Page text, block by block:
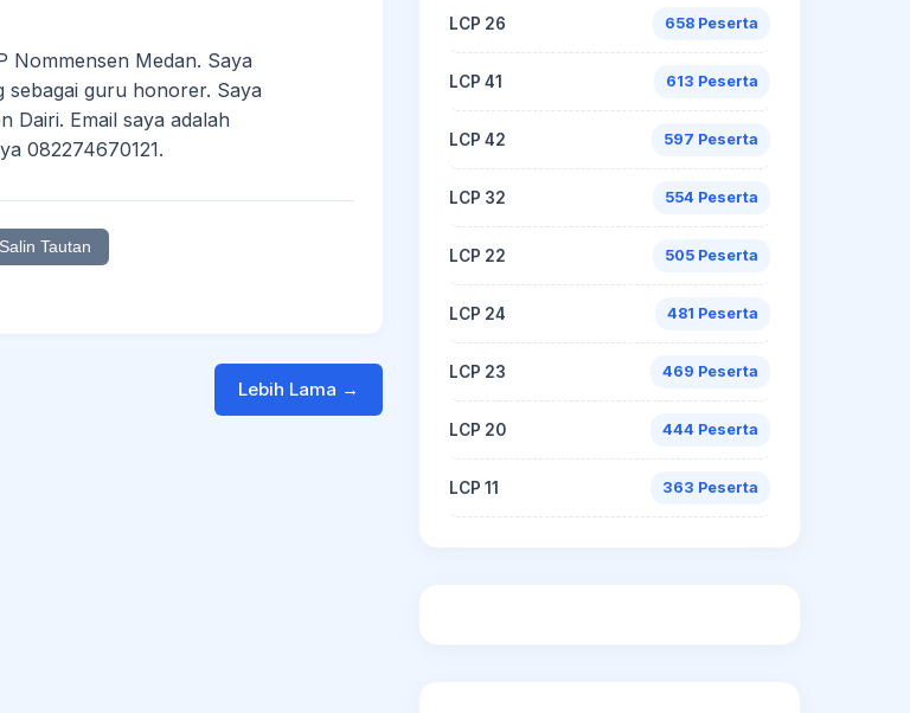
Nommensen Medan. Saya
sebagai guru honorer. Saya
Dairi. Email saya adalah
082274670121.
Tautan
Lebih Lama →
LCP 26 658 Peserta
LCP 41 613 Peserta
LCP 42 597 Peserta
LCP 32 554 Peserta
LCP 22 505 Peserta
LCP 24 481 Peserta
LCP 23 469 Peserta
LCP 20 444 Peserta
LCP 11 363 Peserta